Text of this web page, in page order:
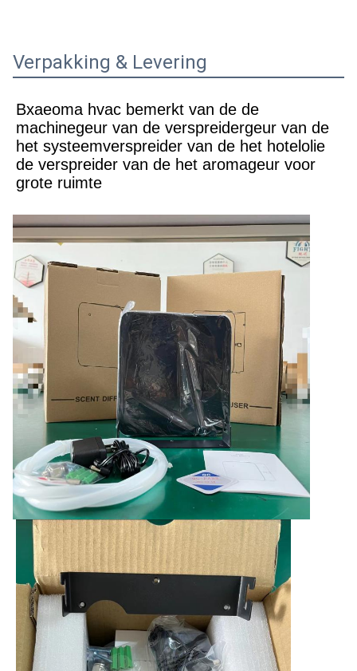
Verpakking & Levering
Bxaeoma hvac bemerkt van de de
machinegeur van de verspreidergeur van de
het systeemverspreider van de het hotelolie
de verspreider van de het aromageur voor
grote ruimte